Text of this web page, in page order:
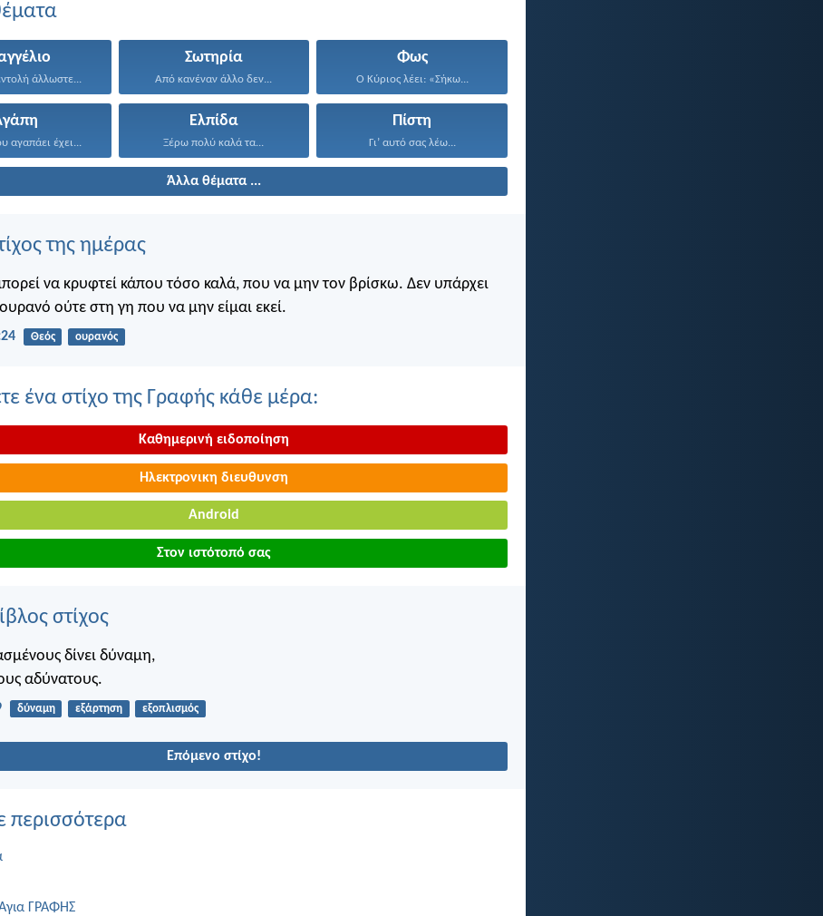
άλλωστε...
Σωτηρία
Από κανέναν άλλο δεν...
Φως
Ο Κύριος λέει: «Σήκω...
αγαπάει έχει...
Ελπίδα
Ξέρω πολύ καλά τα...
Πίστη
Γι’ αυτό σας λέω...
Άλλα θέματα ...
της ημέρας
να κρυφτεί κάπου τόσο καλά, που να μην τον βρίσκω. Δεν υπάρχει
ούτε στη γη που να μην είμαι εκεί.
Θεός ουρανός
ένα στίχο της Γραφής κάθε μέρα:
Καθημερινή ειδοποίηση
Ηλεκτρονικη διευθυνση
Android
Στον ιστότοπό σας
στίχος
δίνει δύναμη,
αδύνατους.
δύναμη εξάρτηση εξοπλισμός
Επόμενο στίχο!
περισσότερα
ΓΡΑΦΗΣ